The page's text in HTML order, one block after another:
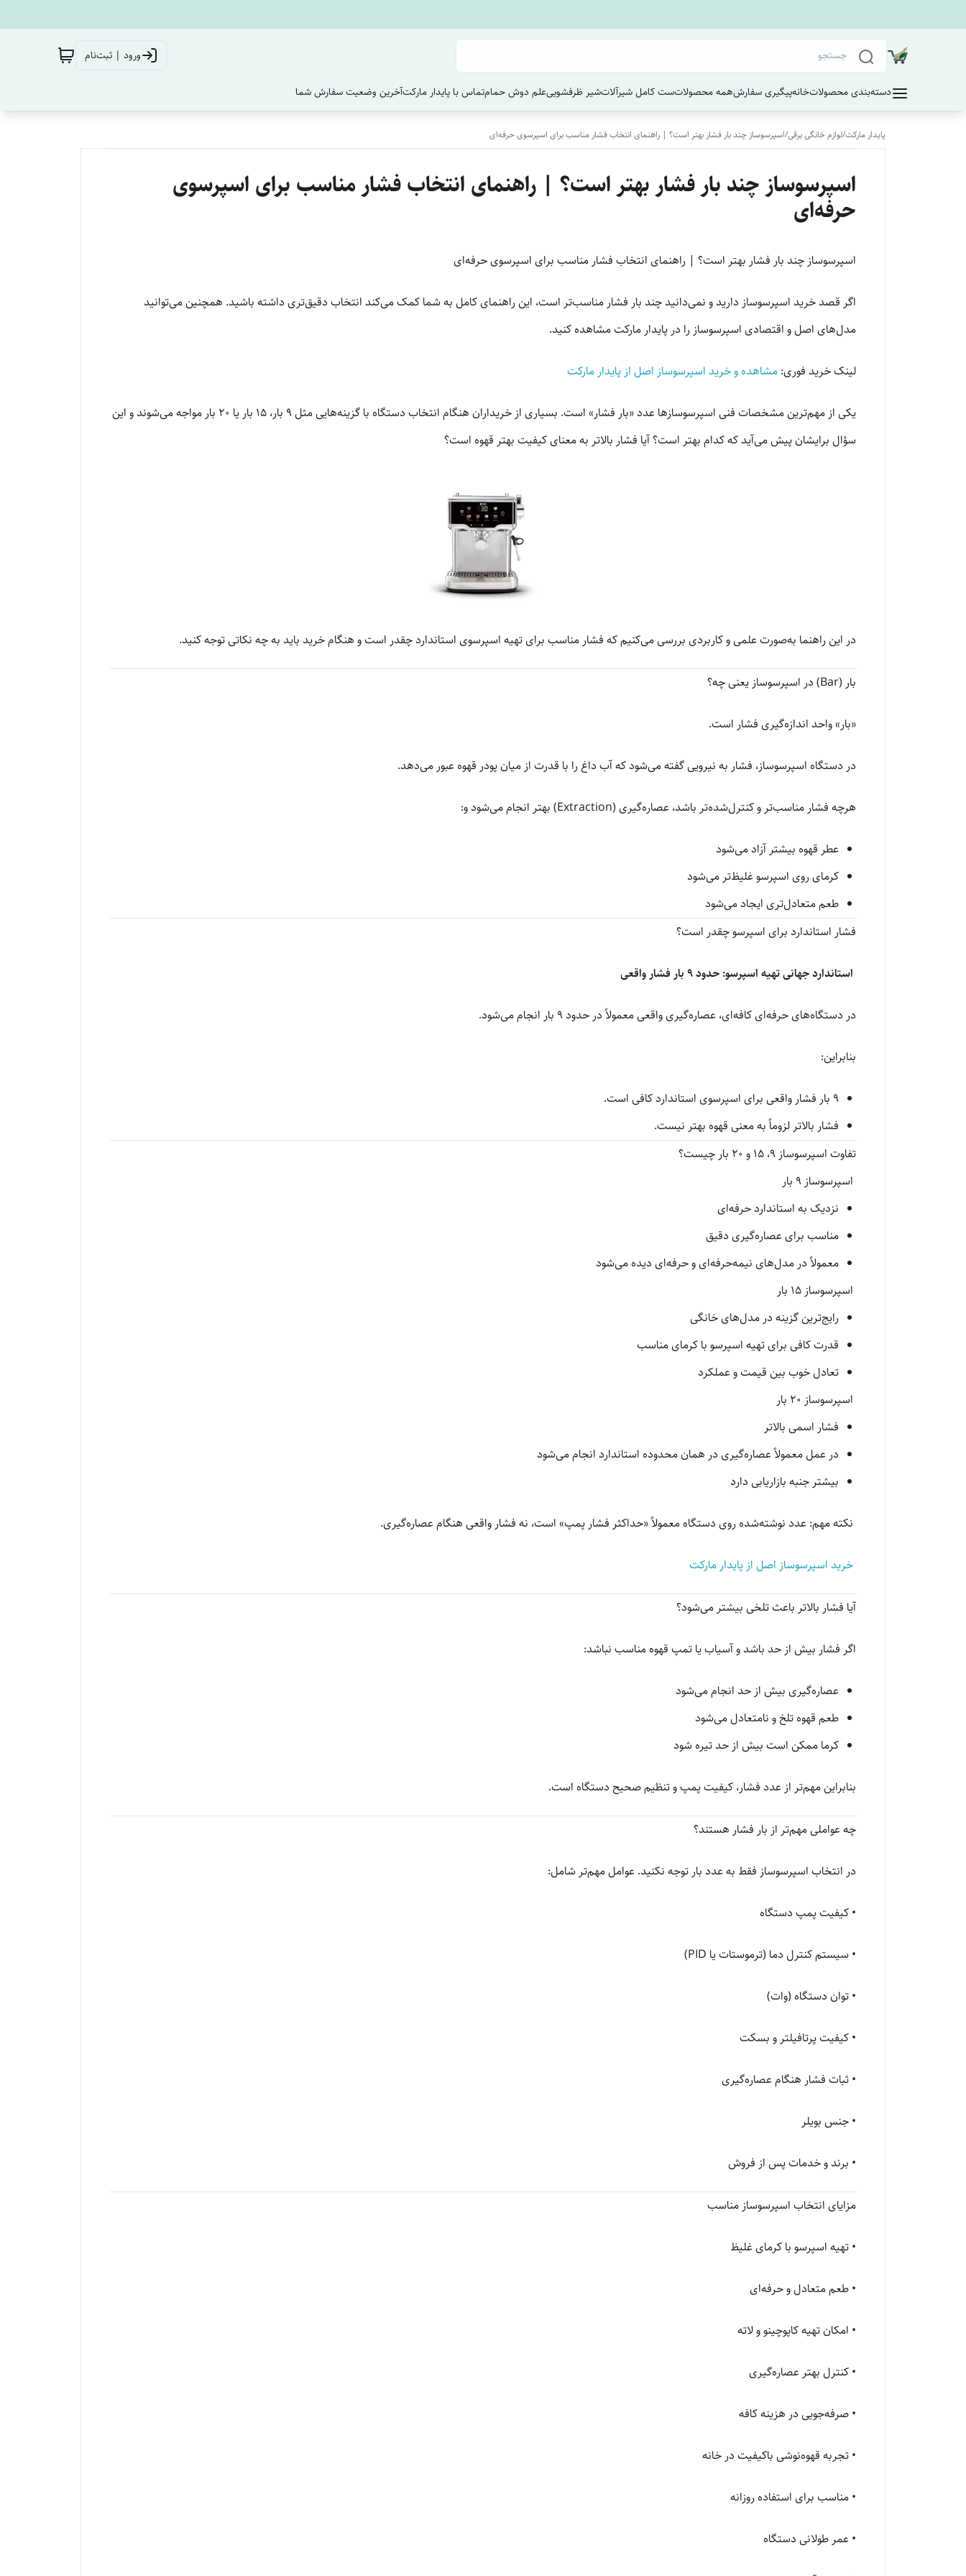
ورود | ثبت‌نام
دسته‌بندی محصولاتخانهپیگیری سفارشهمه محصولاتست کامل شیرآلاتشیر ظرفشوییعلم دوش حمامتماس با پایدار مارکتآخرین وضعیت سفارش‌ شما
پایدار مارکت/لوازم خانگی برقی/اسپرسوساز چند بار فشار بهتر است؟ | راهنمای انتخاب فشار مناسب برای اسپرسوی حرفه‌ای
اسپرسوساز چند بار فشار بهتر است؟ | راهنمای انتخاب فشار مناسب برای اسپرسوی
حرفه‌ای
اسپرسوساز چند بار فشار بهتر است؟ | راهنمای انتخاب فشار مناسب برای اسپرسوی حرفه‌ای
اگر قصد خرید اسپرسوساز دارید و نمی‌دانید چند بار فشار مناسب‌تر است، این راهنمای کامل به شما کمک می‌کند انتخاب دقیق‌تری داشته باشید. همچنین می‌توانید
مدل‌های اصل و اقتصادی اسپرسوساز را در پایدار مارکت مشاهده کنید.
لینک خرید فوری: مشاهده و خرید اسپرسوساز اصل از پایدار مارکت
یکی از مهم‌ترین مشخصات فنی اسپرسوسازها عدد «بار فشار» است. بسیاری از خریداران هنگام انتخاب دستگاه با گزینه‌هایی مثل 9 بار، 15 بار یا 20 بار مواجه می‌شوند و این
سؤال برایشان پیش می‌آید که کدام بهتر است؟ آیا فشار بالاتر به معنای کیفیت بهتر قهوه است؟
در این راهنما به‌صورت علمی و کاربردی بررسی می‌کنیم که فشار مناسب برای تهیه اسپرسوی استاندارد چقدر است و هنگام خرید باید به چه نکاتی توجه کنید.
بار (Bar) در اسپرسوساز یعنی چه؟
«بار» واحد اندازه‌گیری فشار است.
در دستگاه اسپرسوساز، فشار به نیرویی گفته می‌شود که آب داغ را با قدرت از میان پودر قهوه عبور می‌دهد.
هرچه فشار مناسب‌تر و کنترل‌شده‌تر باشد، عصاره‌گیری (Extraction) بهتر انجام می‌شود و:
عطر قهوه بیشتر آزاد می‌شود
کرمای روی اسپرسو غلیظ‌تر می‌شود
طعم متعادل‌تری ایجاد می‌شود
فشار استاندارد برای اسپرسو چقدر است؟
استاندارد جهانی تهیه اسپرسو: حدود 9 بار فشار واقعی
در دستگاه‌های حرفه‌ای کافه‌ای، عصاره‌گیری واقعی معمولاً در حدود 9 بار انجام می‌شود.
بنابراین:
9 بار فشار واقعی برای اسپرسوی استاندارد کافی است.
فشار بالاتر لزوماً به معنی قهوه بهتر نیست.
تفاوت اسپرسوساز 9، 15 و 20 بار چیست؟
اسپرسوساز 9 بار
نزدیک به استاندارد حرفه‌ای
مناسب برای عصاره‌گیری دقیق
معمولاً در مدل‌های نیمه‌حرفه‌ای و حرفه‌ای دیده می‌شود
اسپرسوساز 15 بار
رایج‌ترین گزینه در مدل‌های خانگی
قدرت کافی برای تهیه اسپرسو با کرمای مناسب
تعادل خوب بین قیمت و عملکرد
اسپرسوساز 20 بار
فشار اسمی بالاتر
در عمل معمولاً عصاره‌گیری در همان محدوده استاندارد انجام می‌شود
بیشتر جنبه بازاریابی دارد
نکته مهم: عدد نوشته‌شده روی دستگاه معمولاً «حداکثر فشار پمپ» است، نه فشار واقعی هنگام عصاره‌گیری.
خرید اسپرسوساز اصل از پایدار مارکت
آیا فشار بالاتر باعث تلخی بیشتر می‌شود؟
اگر فشار بیش از حد باشد و آسیاب یا تمپ قهوه مناسب نباشد:
عصاره‌گیری بیش از حد انجام می‌شود
طعم قهوه تلخ و نامتعادل می‌شود
کرما ممکن است بیش از حد تیره شود
بنابراین مهم‌تر از عدد فشار، کیفیت پمپ و تنظیم صحیح دستگاه است.
چه عواملی مهم‌تر از بار فشار هستند؟
در انتخاب اسپرسوساز فقط به عدد بار توجه نکنید. عوامل مهم‌تر شامل:
• کیفیت پمپ دستگاه
• سیستم کنترل دما (ترموستات یا PID)
• توان دستگاه (وات)
• کیفیت پرتافیلتر و بسکت
• ثبات فشار هنگام عصاره‌گیری
• جنس بویلر
• برند و خدمات پس از فروش
مزایای انتخاب اسپرسوساز مناسب
• تهیه اسپرسو با کرمای غلیظ
• طعم متعادل و حرفه‌ای
• امکان تهیه کاپوچینو و لاته
• کنترل بهتر عصاره‌گیری
• صرفه‌جویی در هزینه کافه
• تجربه قهوه‌نوشی باکیفیت در خانه
• مناسب برای استفاده روزانه
• عمر طولانی دستگاه